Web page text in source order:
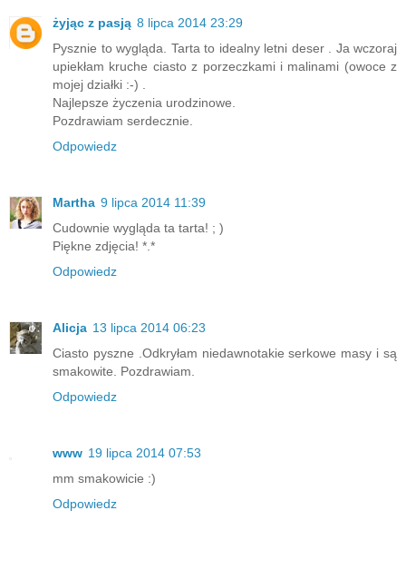
żyjąc z pasją 8 lipca 2014 23:29
Pysznie to wygląda. Tarta to idealny letni deser . Ja wczoraj
upiekłam kruche ciasto z porzeczkami i malinami (owoce z
mojej działki :-) .
Najlepsze życzenia urodzinowe.
Pozdrawiam serdecznie.
Odpowiedz
Martha 9 lipca 2014 11:39
Cudownie wygląda ta tarta! ; )
Piękne zdjęcia! *.*
Odpowiedz
Alicja 13 lipca 2014 06:23
Ciasto pyszne .Odkryłam niedawnotakie serkowe masy i są
smakowite. Pozdrawiam.
Odpowiedz
www 19 lipca 2014 07:53
mm smakowicie :)
Odpowiedz